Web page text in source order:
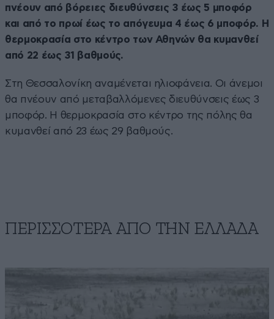
πνέουν από βόρειες διευθύνσεις 3 έως 5 μποφόρ
και από το πρωί έως το απόγευμα 4 έως 6 μποφόρ. Η
θερμοκρασία στο κέντρο των Αθηνών θα κυμανθεί
από 22 έως 31 βαθμούς.
Στη Θεσσαλονίκη αναμένεται ηλιοφάνεια. Οι άνεμοι
θα πνέουν από μεταβαλλόμενες διευθύνσεις έως 3
μποφόρ. Η θερμοκρασία στο κέντρο της πόλης θα
κυμανθεί από 23 έως 29 βαθμούς.
ΠΕΡΙΣΣΟΤΕΡΑ ΑΠΟ ΤΗΝ ΕΛΛΑΔΑ